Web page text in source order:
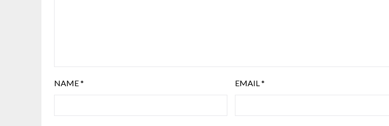
NAME* EMAIL*